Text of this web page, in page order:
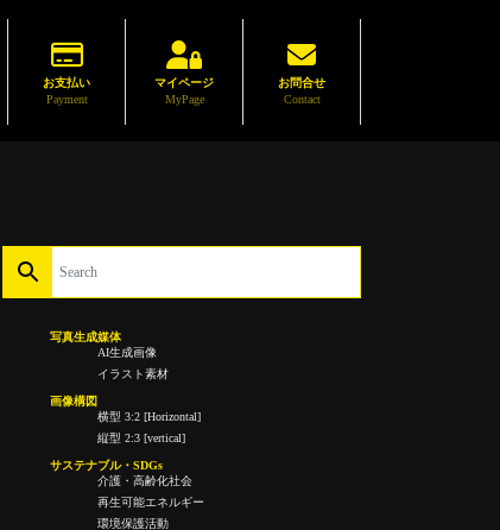
お支払い
Payment
マイページ
MyPage
お問合せ
Contact
写真生成媒体
AI生成画像
イラスト素材
画像構図
横型 3:2 [Horizontal]
縦型 2:3 [vertical]
サステナブル・SDGs
介護・高齢化社会
再生可能エネルギー
環境保護活動